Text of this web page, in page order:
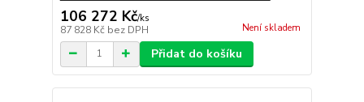
106 272 Kč/ks
87 828 Kč bez DPH Není skladem
Přidat do košíku